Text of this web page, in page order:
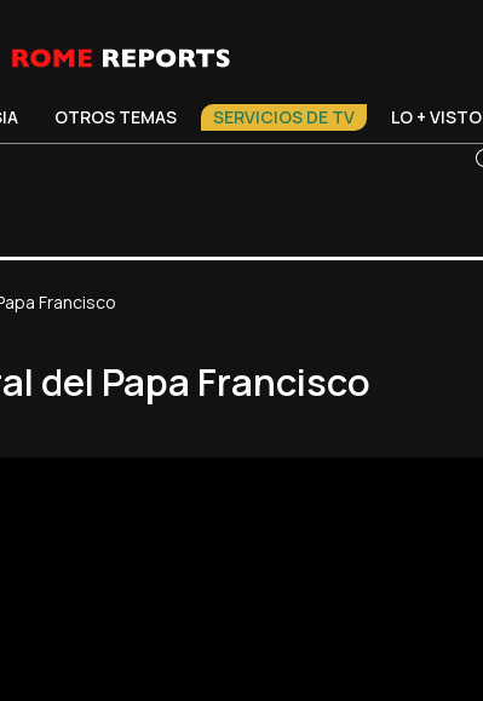
OTROS TEMAS SERVICIOS DE TV LO + VISTO
Francisco
del Papa Francisco